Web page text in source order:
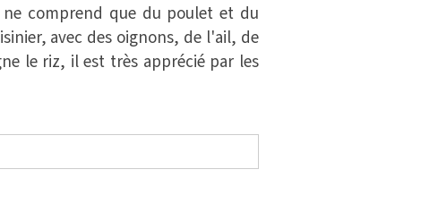
comprend que du poulet et du
avec des oignons, de l'ail, de
le riz, il est très apprécié par les